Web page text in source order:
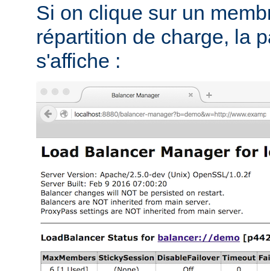
Si on clique sur un
répartition de charge, la
s'affiche :